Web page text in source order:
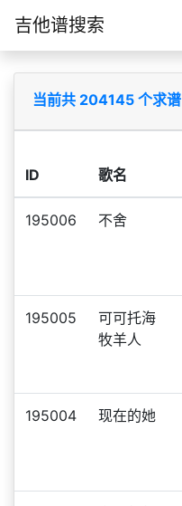
吉他谱搜索
当前共 204145 个求谱
ID 歌名
195006 不舍
195005
可可托海
牧羊人
195004 现在的她